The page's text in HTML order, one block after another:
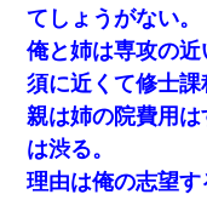
てしょうがない。
俺と姉は専攻の
須に近くて修士課
親は姉の院費用
は渋る。
理由は俺の志望